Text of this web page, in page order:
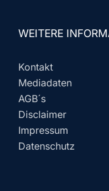
WEITERE
Kontakt
Mediadaten
AGB´s
Disclaimer
Impressum
Datenschutz